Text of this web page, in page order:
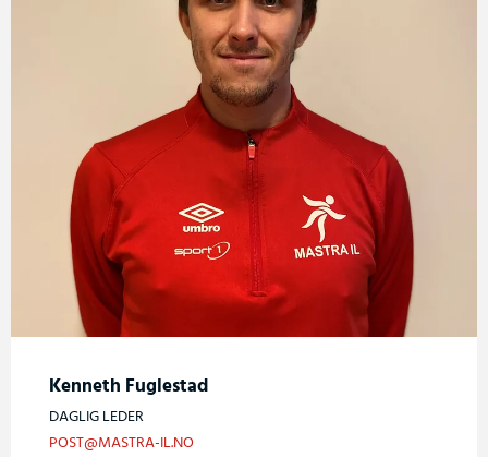
Kenneth Fuglestad
DAGLIG LEDER
POST@MASTRA-IL.NO